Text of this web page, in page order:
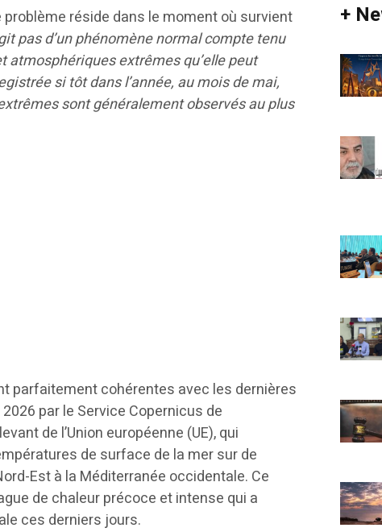
réside dans le moment où survient
pas d’un phénomène normal compte tenu
extrêmes qu’elle peut
si tôt dans l’année, au mois de mai,
sont généralement observés au plus
parfaitement cohérentes avec les dernières
par le Service Copernicus de
de l’Union européenne (UE), qui
de surface de la mer sur de
Est à la Méditerranée occidentale. Ce
de chaleur précoce et intense qui a
ces derniers jours.
+